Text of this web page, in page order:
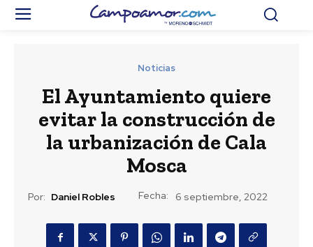
Noticias
El Ayuntamiento quiere
evitar la construcción de
la urbanización de Cala
Mosca
Por: Daniel Robles Fecha: 6 septiembre, 2022